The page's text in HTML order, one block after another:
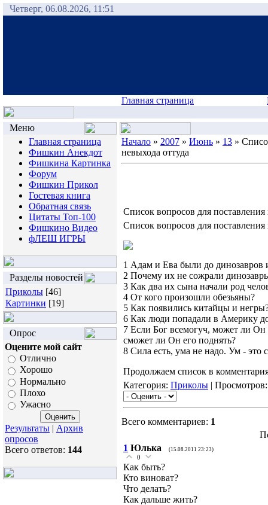
Четверг, 06.08.2026, 11:51
Главная страница
Меню
Главная страница
Фишкин Анекдот
Фишкина Картинка
Форум
Фишкин Прикол
Гостевая книга
Обратная связь
Цитаты Топ-100
Фишкино Видео
фЛЕШ ИГРЫ
Разделы новостей
Приколы [46]
Картинки [19]
Опрос
Оцените мой сайт
Отлично
Хорошо
Нормально
Плохо
Ужасно
Результаты | Архив
опросов
Всего ответов: 144
Начало » 2007 » Июнь » 13 »
невыхода оттуда
Список вопросов для
Список вопросов для
1 Адам и Ева были до динозавров
2 Почему их не сожрали
3 Как два их сына начали род
4 От кого произошли обезьяны?
5 Как появились китайцы и
6 Как люди попадали в Америку
7 Если Бог всемогуч, может ли Он
сможет ли Он его поднять?
8 Сила есть, ума не надо. Ум - это
Продолжаем список в
Категория: Приколы |
Всего комментариев: 1
1 Юлька (15.08.2011 23:23)
0
Как быть?
Кто виноват?
Что делать?
Как дальше жить?